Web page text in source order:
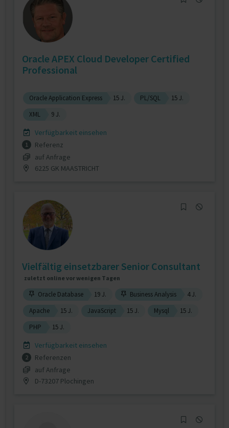
Oracle APEX Cloud Developer Certified
Professional
Oracle Application Express 15 J. PL/SQL
15 J.
XML
9 J.
Verfügbarkeit einsehen
1
Referenz
auf Anfrage
6225 GK MAASTRICHT
Vielfältig einsetzbarer Senior Consultant
zuletzt online vor wenigen Tagen
Oracle Database 19 J. Business Analysis
4 J.
Apache
15 J. JavaScript 15 J. Mysql
15 J.
PHP
15 J.
Verfügbarkeit einsehen
2
Referenzen
auf Anfrage
D-73207 Plochingen